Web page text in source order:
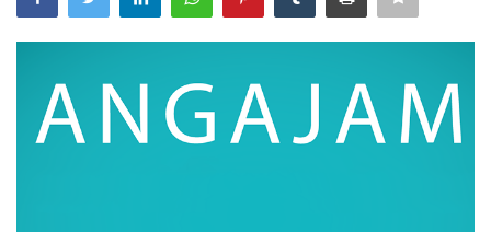
SERVICII PRESTATE